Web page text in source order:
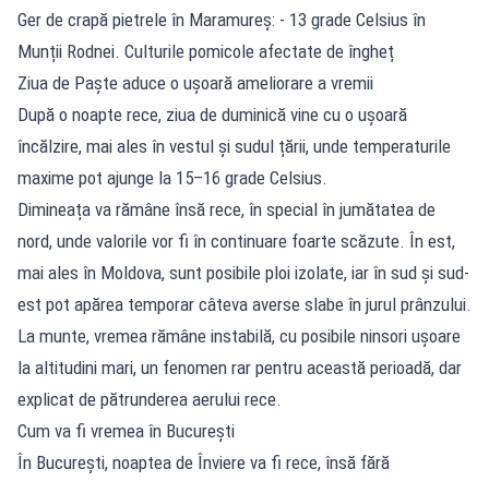
Ger de crapă pietrele în Maramureș: - 13 grade Celsius în
Munții Rodnei. Culturile pomicole afectate de îngheț
Ziua de Paște aduce o ușoară ameliorare a vremii
După o noapte rece, ziua de duminică vine cu o ușoară
încălzire, mai ales în vestul și sudul țării, unde temperaturile
maxime pot ajunge la 15–16 grade Celsius.
Dimineața va rămâne însă rece, în special în jumătatea de
nord, unde valorile vor fi în continuare foarte scăzute. În est,
mai ales în Moldova, sunt posibile ploi izolate, iar în sud și sud-
est pot apărea temporar câteva averse slabe în jurul prânzului.
La munte, vremea rămâne instabilă, cu posibile ninsori ușoare
la altitudini mari, un fenomen rar pentru această perioadă, dar
explicat de pătrunderea aerului rece.
Cum va fi vremea în București
În București, noaptea de Înviere va fi rece, însă fără